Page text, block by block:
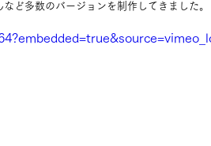
ど多数のバージョンを制作してきました。